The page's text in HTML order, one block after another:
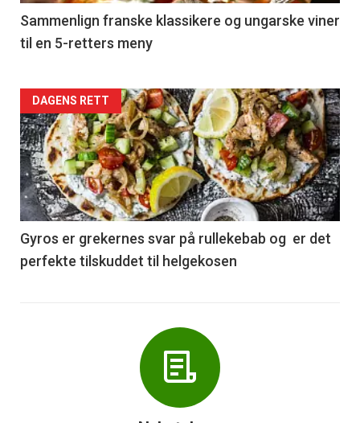
5
Sammenlign franske klassikere og ungarske viner
til en 5-retters meny
Forsiden
akkurat
nå
-
6
DAGENS RETT
Gyros er grekernes svar på rullekebab og er det
perfekte tilskuddet til helgekosen